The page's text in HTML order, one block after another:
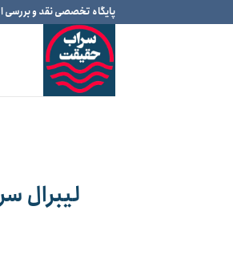
to
پایگاه تخصصی نقد و بررسی
لیبرال